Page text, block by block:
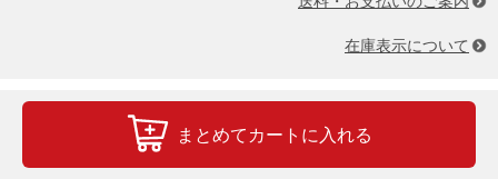
在庫表示について
まとめてカートに入れる